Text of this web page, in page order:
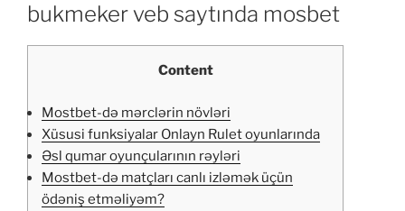
bukmeker veb saytında mosbet
Content
Mostbet-də mərclərin növləri
Xüsusi funksiyalar Onlayn Rulet oyunlarında
Əsl qumar oyunçularının rəyləri
Mostbet-də matçları canlı izləmək üçün
ödəniş etməliyəm?